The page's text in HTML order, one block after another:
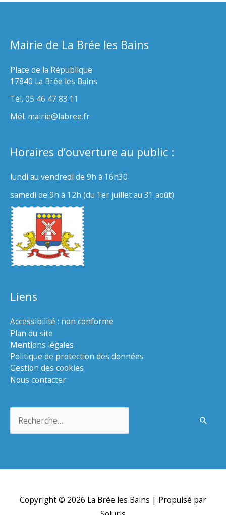
Mairie de La Brée les Bains
Place de la République
17840 La Brée les Bains
Tél. 05 46 47 83 11
Mél. mairie@labree.fr
Horaires d’ouverture au public :
lundi au vendredi de 9h à 16h30
samedi de 9h à 12h (du 1er juillet au 31 août)
Liens
Accessibilité : non conforme
Plan du site
Mentions légales
Politique de protection des données
Gestion des cookies
Nous contacter
Copyright © 2026 La Brée les Bains | Propulsé par